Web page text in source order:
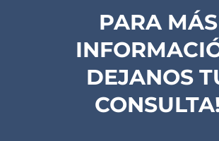
PARA MÁS
DEJANOS